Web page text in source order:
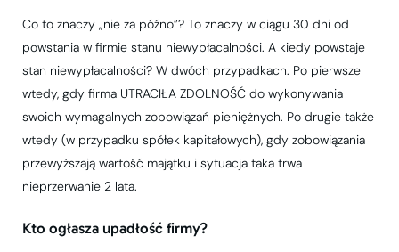
Co to znaczy „nie za późno”? To znaczy w ciągu 30 dni od
powstania w firmie stanu niewypłacalności. A kiedy powstaje
stan niewypłacalności? W dwóch przypadkach. Po pierwsze
wtedy, gdy firma UTRACIŁA ZDOLNOŚĆ do wykonywania
swoich wymagalnych zobowiązań pieniężnych. Po drugie także
wtedy (w przypadku spółek kapitałowych), gdy zobowiązania
przewyższają wartość majątku i sytuacja taka trwa
nieprzerwanie 2 lata.
Kto ogłasza upadłość firmy?